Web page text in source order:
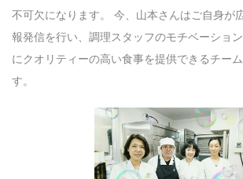
不可欠になります。 今、山本さんはご自身が
報発信を行い、調理スタッフのモチベーショ
にクオリティーの高い食事を提供できるチー
す。